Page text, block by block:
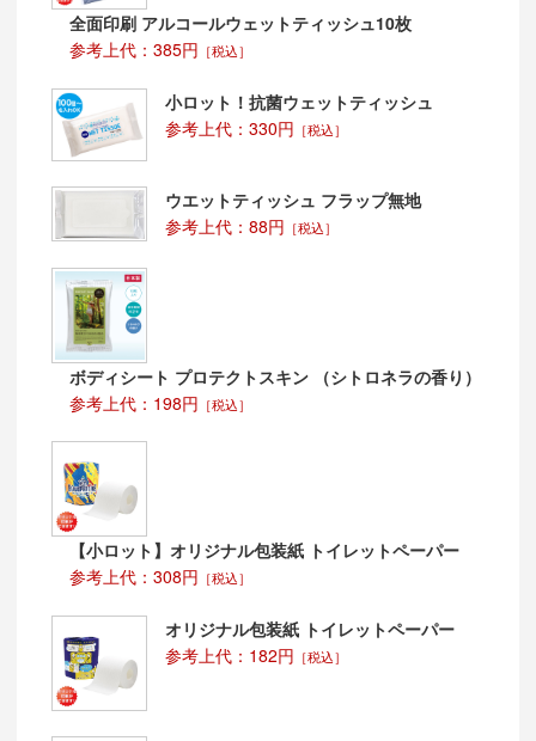
夏フェスなどに・・・1日中野外にいるイベントでは、
汗をかいたりホコリにまみれてしまうため、ウェットテ
ィッシュノベルティは強い味方です。
名入れに関して
全面印刷 アルコールウェットティッシュ10枚
参考上代：385円 ［税込］
小ロット！抗菌ウェットティッシュ
参考上代：330円 ［税込］
ウエットティッシュ フラップ無地
参考上代：88円 ［税込］
ボディシート プロテクトスキン （シトロネラの香り）
参考上代：198円 ［税込］
【小ロット】オリジナル包装紙 トイレットペーパー
参考上代：308円 ［税込］
オリジナル包装紙 トイレットペーパー
参考上代：182円 ［税込］